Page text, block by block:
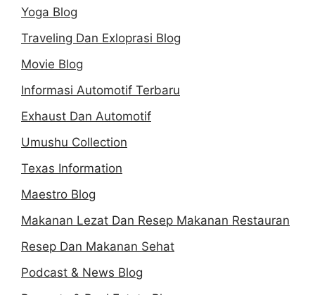
Yoga Blog
Traveling Dan Exloprasi Blog
Movie Blog
Informasi Automotif Terbaru
Exhaust Dan Automotif
Umushu Collection
Texas Information
Maestro Blog
Makanan Lezat Dan Resep Makanan Restauran
Resep Dan Makanan Sehat
Podcast & News Blog